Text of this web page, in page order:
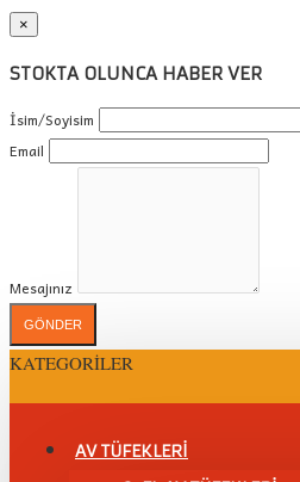
×
STOKTA OLUNCA HABER VER
İsim/Soyisim
Email
Mesajınız
GÖNDER
KATEGORILER
AV TÜFEKLERİ